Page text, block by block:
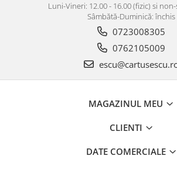
Luni-Vineri: 12.00 - 16.00 (fizic) si
Sâmbătă-Duminică: închis
0723008305
0762105009
MAGAZINUL MEU
CLIENTI
DATE COMERCIALE